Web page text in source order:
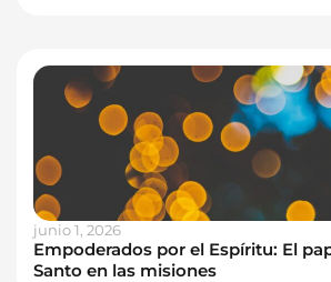
junio 1, 2026
Empoderados por el Espíritu: El
Santo en las misiones